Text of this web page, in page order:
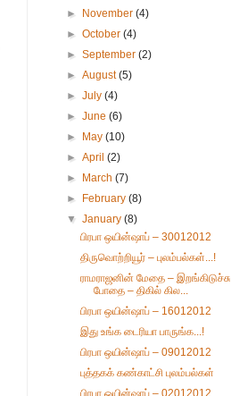
►
November(4)
►October(4)
►September(2)
►August(5)
►July(4)
►June(6)
►
May(10)
►April(2)
►
March(7)
►
February(8)
▼January(8)
பிரபா ஒயின்ஷாப் – 30012012
திருவொற்றியூர் – புலம்பல்கள்...!
ராமராஜனின் மேதை – இறங்கிடுச்சு
போதை – திகில் கில...
பிரபா ஒயின்ஷாப் – 16012012
இது உங்க டைரியா பாருங்க...!
பிரபா ஒயின்ஷாப் – 09012012
புத்தகக் கண்காட்சி புலம்பல்கள்
பிரபா ஒயின்ஷாப் – 02012012